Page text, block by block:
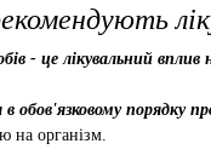
- це лікувальний вплив
обов'язковому порядку
на організм.